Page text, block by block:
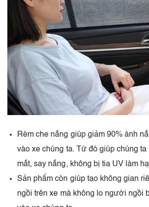
Rèm che nắng giúp giảm 90% ánh
vào xe chúng ta. Từ đó giúp chúng ta
mắt, say nắng, không bị tia UV làm
Sản phẩm còn giúp tạo không gian
ngồi trên xe mà không lo người ngồi